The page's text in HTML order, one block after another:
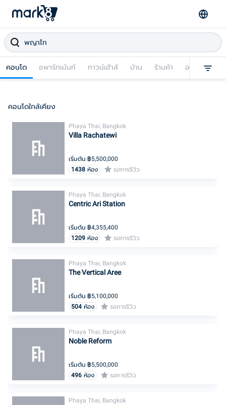
คอนโด อพาร์ทเม้นท์ ทาวน์เฮ้าส์ บ้าน ร้านค้า อาคารพาณิช
คอนโดใกล้เคียง
Phaya Thai, Bangkok
Villa Rachatewi
เริ่มต้น ฿5,500,000
1438 ห้อง รอการรีวิว
Phaya Thai, Bangkok
Centric Ari Station
เริ่มต้น ฿4,355,400
1209 ห้อง รอการรีวิว
Phaya Thai, Bangkok
The Vertical Aree
เริ่มต้น ฿5,100,000
504 ห้อง รอการรีวิว
Phaya Thai, Bangkok
Noble Reform
เริ่มต้น ฿5,500,000
496 ห้อง รอการรีวิว
Phaya Thai, Bangkok